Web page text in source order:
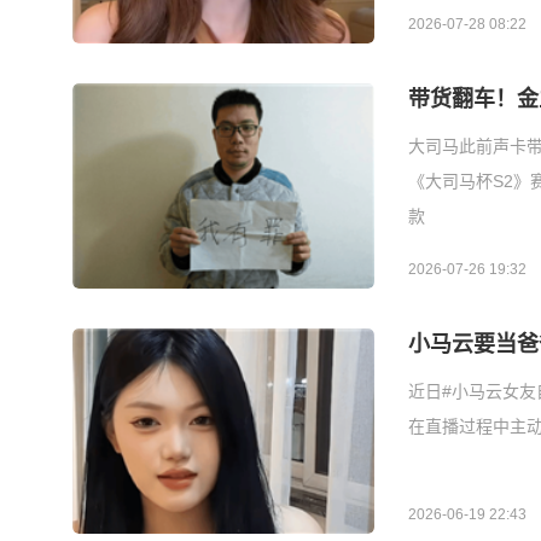
2026-07-28 08:22
带货翻车！
大司马此前声卡
《大司马杯S2
款
2026-07-26 19:32
小马云要当
近日#小马云女友
在直播过程中主
2026-06-19 22:43